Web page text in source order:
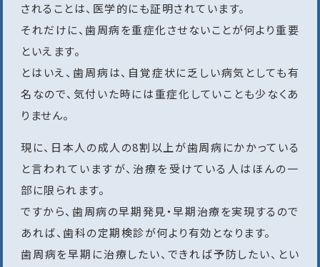
されることは、医学的にも証明されています。
それだけに、歯周病を重症化させないことが何より重要
といえます。
とはいえ、歯周病は、自覚症状に乏しい病気としても有
名なので、気付いた時には重症化していことも少なくあ
りません。
現に、日本人の成人の8割以上が歯周病にかかっている
と言われていますが、治療を受けている人はほんの一
部に限られます。
ですから、歯周病の早期発見・早期治療を実現するので
あれば、歯科の定期検診が何より有効となります。
歯周病を早期に治療したい、できれば予防したい、とい